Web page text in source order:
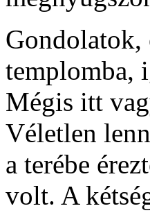
Gondolatok,
templomba,
Mégis itt
Véletlen
a terébe
volt. A